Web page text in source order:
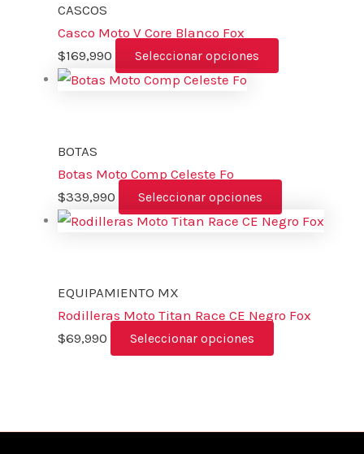
CASCOS
Casco Moto V Core Blanco Fox
$169,990 Seleccionar opciones
BOTAS
Botas Moto Comp Celeste Fo
$339,990 Seleccionar opciones
EQUIPAMIENTO MX
Rodilleras Moto Titan Race CE Negro Fox
$69,990 Seleccionar opciones